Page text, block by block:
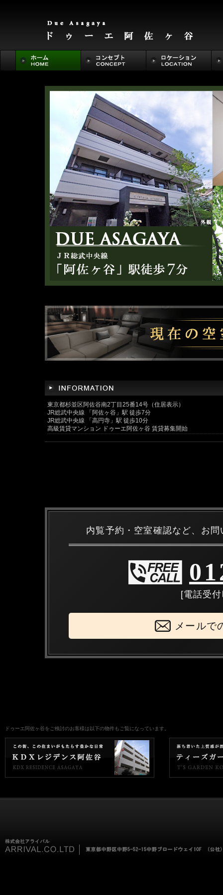
東京都杉並区阿佐谷南2丁目25番14号（住居表示）
JR総武中央線 「阿佐ヶ谷」駅 徒歩7分
JR総武中央線 「高円寺」駅 徒歩10分
高級賃貸マンション ドゥーエ阿佐ヶ谷 賃貸募集開始
内覧予約・空室確認など、お
[電話受
メールで
ドゥーエ阿佐ヶ谷をご検討のお客様は以下の物件もご覧になっています。